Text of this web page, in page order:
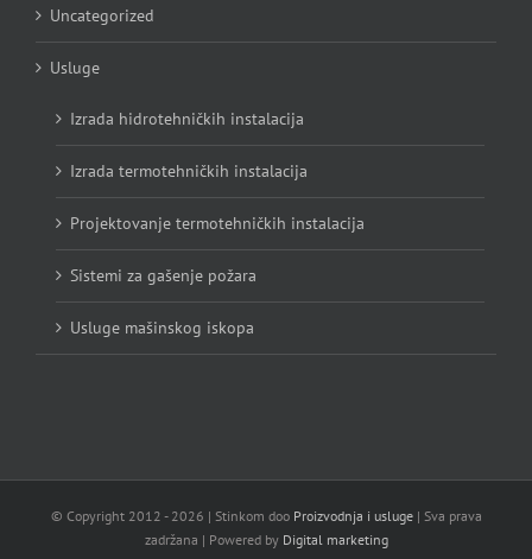
Uncategorized
Usluge
Izrada hidrotehničkih instalacija
Izrada termotehničkih instalacija
Projektovanje termotehničkih instalacija
Sistemi za gašenje požara
Usluge mašinskog iskopa
© Copyright 2012 - 2026 | Stinkom doo Proizvodnja i usluge| Sva prava
zadržana | Powered by Digital marketing